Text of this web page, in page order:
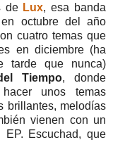
de Lux, esa banda
octubre del año
cuatro temas que
en diciembre (ha
tarde que nunca)
Tiempo, donde
unos temas
brillantes, melodías
vienen con un
Escuchad, que